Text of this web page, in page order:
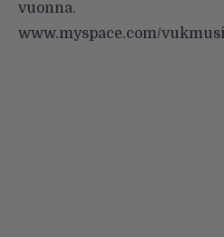
vuonna.
www.myspace.com/